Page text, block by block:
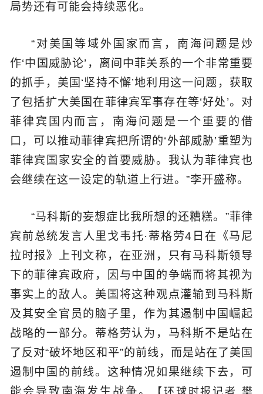
局势还有可能会持续恶化。
“对美国等域外国家而言，南海问题是炒
作‘中国威胁论’，离间中菲关系的一个非常重要
的抓手，美国‘坚持不懈’地利用这一问题，获取
了包括扩大美国在菲律宾军事存在等‘好处’。对
菲律宾国内而言，南海问题是一个重要的借
口，可以推动菲律宾把所谓的‘外部威胁’重塑为
菲律宾国家安全的首要威胁。我认为菲律宾也
会继续在这一设定的轨道上行进。”李开盛称。
“马科斯的妄想症比我所想的还糟糕。”菲律
宾前总统发言人里戈韦托·蒂格劳4日在《马尼
拉时报》上刊文称，在亚洲，只有马科斯领导
下的菲律宾政府，因与中国的争端而将其视为
事实上的敌人。美国将这种观点灌输到马科斯
及其安全官员的脑子里，作为其遏制中国崛起
战略的一部分。蒂格劳认为，马科斯不是站在
了反对“破坏地区和平”的前线，而是站在了美国
遏制中国的前线。这种情况如果继续下去，可
能会导致南海发生战争。
【环球时报记者 樊